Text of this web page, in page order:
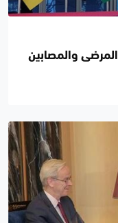
والمصابين